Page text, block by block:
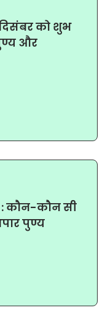
को शुभ
और
कौन-कौन सी
पुण्य